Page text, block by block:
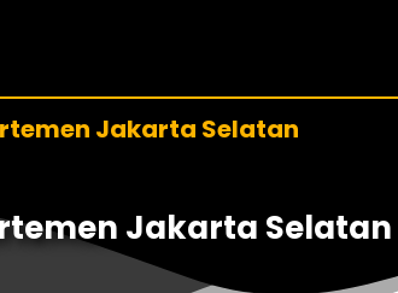
Jakarta Selatan
Jakarta Selatan